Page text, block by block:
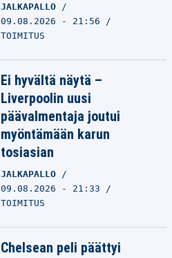
JALKAPALLO
09.08.2026 - 21:56
TOIMITUS
Ei hyvältä näytä –
Liverpoolin uusi
päävalmentaja joutui
myöntämään karun
tosiasian
JALKAPALLO
09.08.2026 - 21:33
TOIMITUS
Chelsean peli päättyi